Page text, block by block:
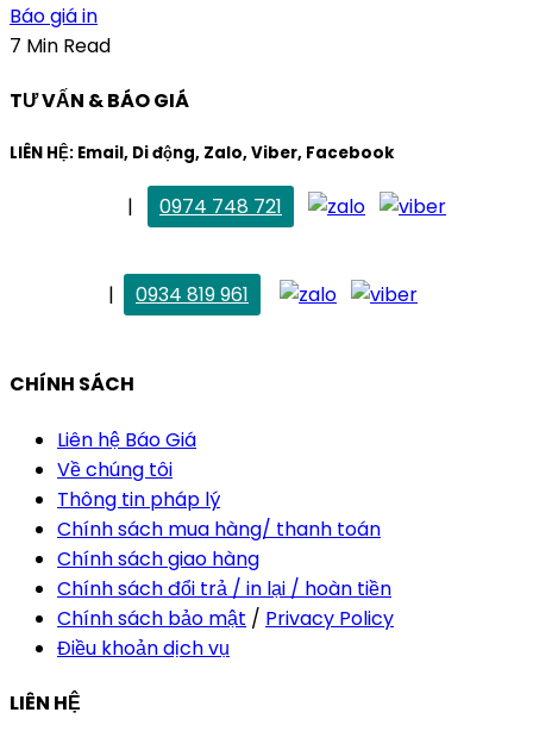
Báo giá in
7 Min Read
TƯ VẤN & BÁO GIÁ
LIÊN HỆ: Email, Di động, Zalo, Viber, Facebook
|
0974 748 721
|
0934 819 961
CHÍNH SÁCH
Liên hệ Báo Giá
Về chúng tôi
Thông tin pháp lý
Chính sách mua hàng/ thanh toán
Chính sách giao hàng
Chính sách đổi trả / in lại / hoàn tiền
Chính sách bảo mật / Privacy Policy
Điều khoản dịch vụ
LIÊN HỆ